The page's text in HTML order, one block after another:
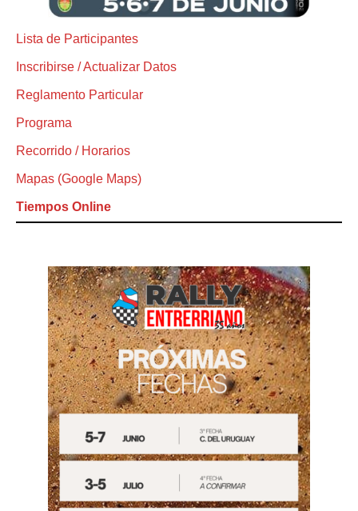
Lista de Participantes
Inscribirse / Actualizar Datos
Reglamento Particular
Programa
Recorrido / Horarios
Mapas (Google Maps)
Tiempos Online